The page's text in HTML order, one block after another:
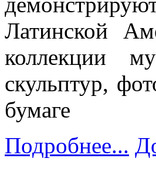
Латинской
коллекции
скульптур,
бумаге
Подробнее...